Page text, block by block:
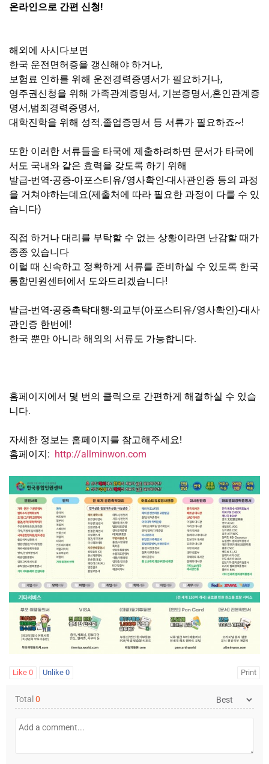
온라인으로 간편 신청!
해외에 사시다보면
한국 운전면허증을 갱신해야 하거나,
보험료 인하를 위해 운전경력증명서가 필요하거나,
영주권신청을 위해 가족관계증명서, 기본증명서,혼인관계증
명서,범죄경력증명서,
대학진학을 위해 성적.졸업증명서 등 서류가 필요하죠~!
또한 이러한 서류들을 타국에 제출하려하면 문서가 타국에
서도 국내와 같은 효력을 갖도록 하기 위해
발급-번역-공증-아포스티유/영사확인-대사관인증 등의 과정
을 거쳐야하는데요(제출처에 따라 필요한 과정이 다를 수 있
습니다)
직접 하거나 대리를 부탁할 수 없는 상황이라면 난감할 때가
종종 있습니다
이럴 때 신속하고 정확하게 서류를 준비하실 수 있도록 한국
통합민원센터에서 도와드리겠습니다!
발급-번역-공증촉탁대행-외교부(아포스티유/영사확인)-대사
관인증 한번에!
한국 뿐만 아니라 해외의 서류도 가능합니다.
홈페이지에서 몇 번의 클릭으로 간편하게 해결하실 수 있습
니다.
자세한 정보는 홈페이지를 참고해주세요!
홈페이지: http://allminwon.com
Like 0 Unlike 0 Print
Total0